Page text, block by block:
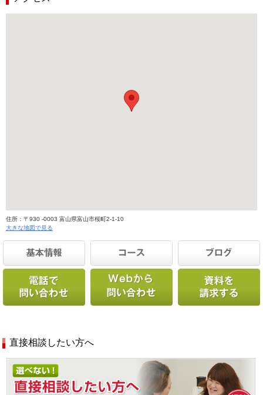
住所：〒930 -0003 富山県富山市桜町2-1-10
大きな地図で見る
直接相談したい方へ